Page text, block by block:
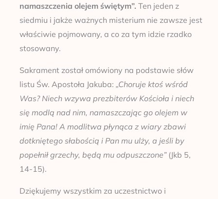
namaszczenia olejem świętym”. Ten jeden z
siedmiu i jakże ważnych misterium nie zawsze jest
właściwie pojmowany, a co za tym idzie rzadko
stosowany.
Sakrament został omówiony na podstawie słów
listu Św. Apostoła Jakuba: „Choruje ktoś wśród
Was? Niech wzywa prezbiterów Kościoła i niech
się modlą nad nim, namaszczając go olejem w
imię Pana! A modlitwa płynąca z wiary zbawi
dotkniętego słabością i Pan mu ulży, a jeśli by
popełnił grzechy, będą mu odpuszczone”(Jkb 5,
14-15).
Dziękujemy wszystkim za uczestnictwo i